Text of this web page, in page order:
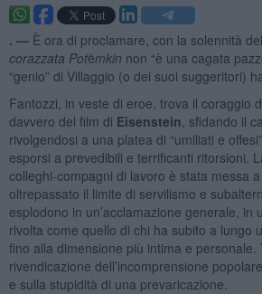
. — È ora di proclamare, con la solennità
corazzata Potëmkin non “è una cagata
“genio” di Villaggio (o dei suoi suggeritori)
Fantozzi, in veste di eroe, trova il coraggio
davvero del film di Eisenstein , sfidando il
rivolgendosi a una platea di “umiliati e
esporsi a prevedibili e terrificanti ritorsioni.
colleghi-compagni di lavoro è stata messa
oltrepassato il limite di servilismo e
esplodono in un’acclamazione generale, in
rivolta come quello di chi ha subito a lungo
fino alla dimensione più intima e personale.
rivendicazione dell’incomprensione
e sulla stupidità di una prevaricazione.